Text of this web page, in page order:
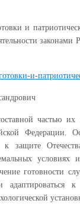
и
и-
частью
Федерации.
к защите
условиях
готовности